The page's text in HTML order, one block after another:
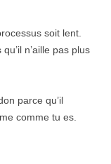
soit lent.
n’aille pas plus
parce qu’il
comme tu es.